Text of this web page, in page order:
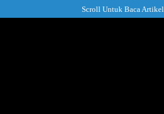
ke
Scroll Untuk Baca Artikel